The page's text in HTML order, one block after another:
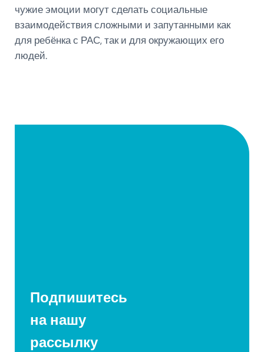
чужие эмоции могут сделать социальные
взаимодействия сложными и запутанными как
для ребёнка с РАС, так и для окружающих его
людей.
Подпишитесь
на нашу
рассылку